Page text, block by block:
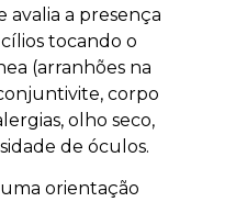
avalia a presença
tocando o
(arranhões na
corpo
olho seco,
de óculos.
orientação